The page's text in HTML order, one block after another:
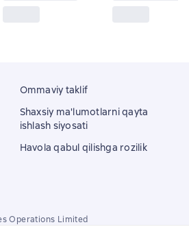
Ommaviy taklif
Shaxsiy ma'lumotlarni qayta
ishlash siyosati
Havola qabul qilishga rozilik
Operations Limited